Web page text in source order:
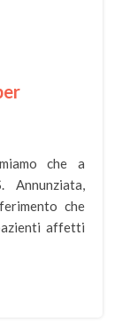
che a
Annunziata,
che
affetti